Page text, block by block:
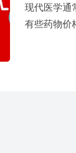
现代医学通
有些药物价